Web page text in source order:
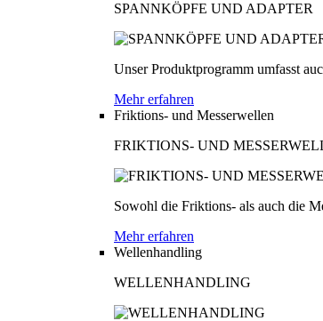
SPANNKÖPFE UND ADAPTER
Unser Produktprogramm umfasst
Mehr erfahren
Friktions- und Messerwellen
FRIKTIONS- UND
Sowohl die Friktions- als auch die
Mehr erfahren
Wellenhandling
WELLENHANDLING